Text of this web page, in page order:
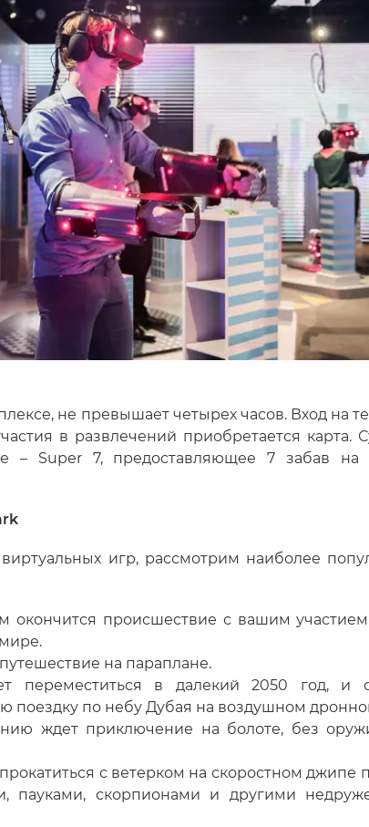
не превышает четырех часов. Вход на
в развлечений приобретается карта.
– Super 7, предоставляющее 7 забав
игр, рассмотрим наиболее
окончится происшествие с вашим
на параплане.
переместиться в далекий 2050 год, и
поездку по небу Дубая на воздушном
ждет приключение на болоте, без
с ветерком на скоростном джипе
пауками, скорпионами и другими